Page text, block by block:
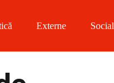
Externe Social